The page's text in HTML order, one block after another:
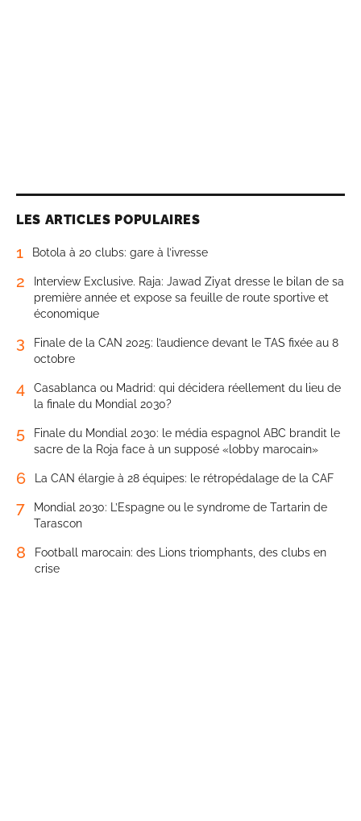
LES ARTICLES POPULAIRES
1 Botola à 20 clubs: gare à l’ivresse
2
Interview Exclusive. Raja: Jawad Ziyat dresse le bilan de sa
première année et expose sa feuille de route sportive et
économique
3
Finale de la CAN 2025: l’audience devant le TAS fixée au 8
octobre
4
Casablanca ou Madrid: qui décidera réellement du lieu de
la finale du Mondial 2030?
5
Finale du Mondial 2030: le média espagnol ABC brandit le
sacre de la Roja face à un supposé «lobby marocain»
6 La CAN élargie à 28 équipes: le rétropédalage de la CAF
7
Mondial 2030: L’Espagne ou le syndrome de Tartarin de
Tarascon
8
Football marocain: des Lions triomphants, des clubs en
crise